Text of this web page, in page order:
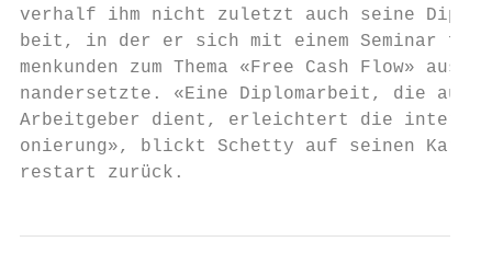
verhalf ihm nicht zuletzt auch seine
beit, in der er sich mit einem Seminar
menkunden zum Thema «Free Cash Flow» ausei-
nandersetzte. «Eine Diplomarbeit, die auch
Arbeitgeber dient, erleichtert die
onierung», blickt Schetty auf seinen Kar­r
restart zurück.